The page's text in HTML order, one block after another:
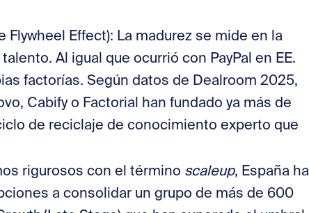
Flywheel Effect): La madurez se mide en la
Al igual que ocurrió con PayPal en EE.
factorías. Según datos de Dealroom 2025,
Cabify o Factorial han fundado ya más de
de reciclaje de conocimiento experto que
rigurosos con el término scaleup, España ha
a consolidar un grupo de más de 600